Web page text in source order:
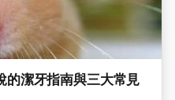
的潔牙指南與三大常見